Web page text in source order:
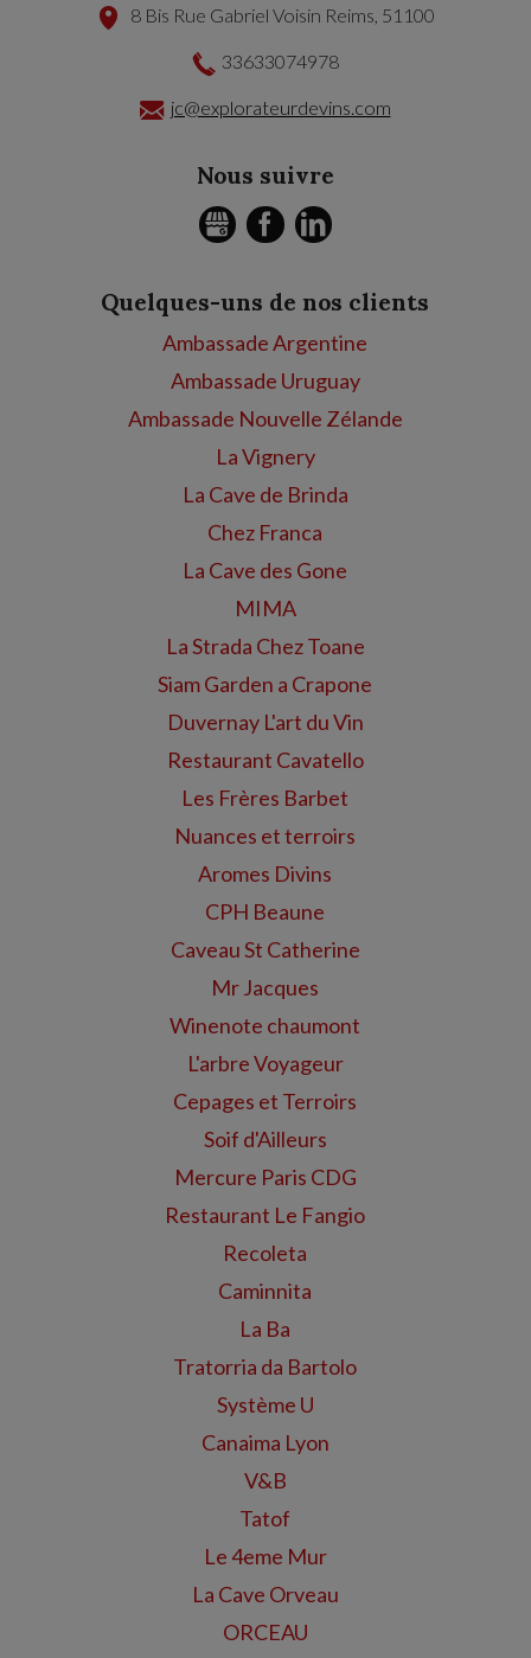
8 Bis Rue Gabriel Voisin Reims, 51100
33633074978
jc@explorateurdevins.com
Nous suivre
GMB FACEBOOK
Quelques-uns de nos clients
Ambassade Argentine
Ambassade Uruguay
Ambassade Nouvelle Zélande
La Vignery
La Cave de Brinda
Chez Franca
La Cave des Gone
MIMA
La Strada Chez Toane
Siam Garden a Crapone
Duvernay L'art du Vin
Restaurant Cavatello
Les Frères Barbet
Nuances et terroirs
Aromes Divins
CPH Beaune
Caveau St Catherine
Mr Jacques
Winenote chaumont
L'arbre Voyageur
Cepages et Terroirs
Soif d'Ailleurs
Mercure Paris CDG
Restaurant Le Fangio
Recoleta
Caminnita
La Ba
Tratorria da Bartolo
Système U
Canaima Lyon
V&B
Tatof
Le 4eme Mur
La Cave Orveau
ORCEAU